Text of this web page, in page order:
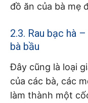
đồ ăn của bà mẹ
2.3. Rau bạc hà
bà bầu
Đây cũng là loại
của các bà, các
làm thành một